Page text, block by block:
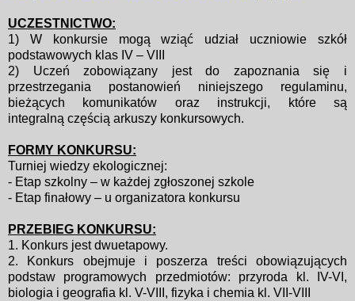
UCZESTNICTWO:
1) W konkursie mogą wziąć udział uczniowie szkół
podstawowych klas IV – VIII
2) Uczeń zobowiązany jest do zapoznania się i
przestrzegania postanowień niniejszego regulaminu,
bieżących komunikatów oraz instrukcji, które są
integralną częścią arkuszy konkursowych.
FORMY KONKURSU:
Turniej wiedzy ekologicznej:
- Etap szkolny – w każdej zgłoszonej szkole
- Etap finałowy – u organizatora konkursu
PRZEBIEG KONKURSU:
1. Konkurs jest dwuetapowy.
2. Konkurs obejmuje i poszerza treści obowiązujących
podstaw programowych przedmiotów: przyroda kl. IV-VI,
biologia i geografia kl. V-VIII, fizyka i chemia kl. VII-VIII